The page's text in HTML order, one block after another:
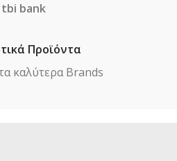
tbi bank
Προϊόντα
καλύτερα Βrands